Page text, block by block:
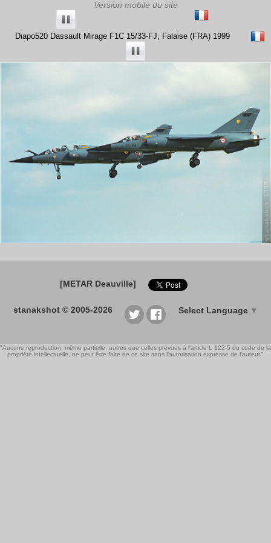
Diapo520 Dassault Mirage F1C 15/33-FJ, Falaise (FRA) 1999
[METAR Deauville]
stanakshot © 2005-2026 Select Language ▼
"Aucune reproduction, même partielle, autres que celles prévues à l'article L 122-5 du code de la
propriété intellectuelle, ne peut être faite de ce site sans l'autorisation expresse de l'auteur."